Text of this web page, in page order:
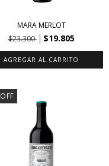
MARA MERLOT
$23.300
$19.805
OFF